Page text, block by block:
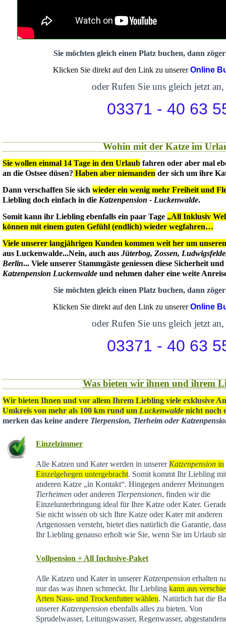
Sie möchten gleich einen Platz buchen, dann
Klicken Sie direkt auf den Link zu unsererOnline
oder Rufen Sie uns gleich jetzt an,
03371 - 40 63
Wohin mit der Katze im
Sie wollen einmal 14 Tage in den Urlaub fahren oder aber mal
an die Ostsee düsen? Haben aber niemanden der sich um ihre
Dann verschaffen Sie sich wieder ein wenig mehr Freiheit und
Liebling doch einfach in die Katzenpension - Luckenwalde.
Somit kann ihr Liebling ebenfalls ein paar Tage „All Inklusiv
können mit einem guten Gefühl (endlich) wieder wegfahren…
Viele unserer langjährigen Kunden kommen weit her um
aus Luckenwalde...Nein, auch aus Jüterbog, Zossen,
Berlin... Viele unserer Stammgäste geniessen diese Sicherheit
Katzenpension Luckenwalde und nehmen daher eine weite
Sie möchten gleich einen Platz buchen, dann
Klicken Sie direkt auf den Link zu unsererOnline
oder Rufen Sie uns gleich jetzt an,
03371 - 40 63
Was bieten wir ihnen und ihrem
Wir bieten Ihnen und vor allem Ihrem Liebling viele exklusive
Umkreis von mehr als 100 km rund um Luckenwalde nicht noch
merken das keine andere Tierpension, Tierheim oder
Einzelzimmer
Alle Katzen und Kater werden in unserer Katzenpensionin
Einzelgehegen untergebracht. Somit kommt Ihr Liebling
anderen Katze „in Kontakt“. Hingegen anderer Meinungen
Tierheimenoder anderen Tierpensionen, finden wir die
Einzelunterbringung ideal für Ihre Katze oder Kater.
Sie nicht wissen ob sich Ihre Katze oder Kater mit anderen
Artgenossen versteht, bietet dies natürlich die Garantie,
Ihr Liebling genauso erholt wie Sie, wenn Sie im Urlaub
Vollpension + All Inclusive-Paket
Alle Katzen und Kater in unserer Katzenpensionerhalten
nur das was ihnen schmeckt. Ihr Liebling kann aus
Arten Nass- und Trockenfutter wählen. Natürlich hat die
unserer Katzenpensionebenfalls alles zu bieten. Von
Sprudelwasser, Leitungswasser, Regenwasser,